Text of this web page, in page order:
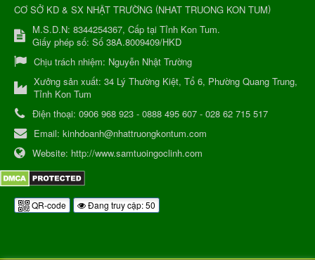
CƠ SỞ KD & SX NHẬT TRƯỜNG (NHAT TRUONG KON TUM)
M.S.D.N: 8344254367, Cấp tại Tỉnh Kon Tum.
Giấy phép số: Số 38A.8009409/HKD
Chịu trách nhiệm: Nguyễn Nhật Trường
Xưởng sản xuất: 34 Lý Thường Kiệt, Tổ 6, Phường Quang Trung,
Tỉnh Kon Tum
Điện thoại: 0906 968 923 - 0888 495 607 - 028 62 715 517
Email: kinhdoanh@nhattruongkontum.com
Website: http://www.samtuoingoclinh.com
QR-code Đang truy cập: 50